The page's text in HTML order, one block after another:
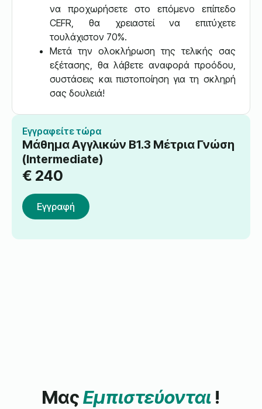
να προχωρήσετε στο επόμενο επίπεδο
CEFR, θα χρειαστεί να επιτύχετε
τουλάχιστον 70%.
Μετά την ολοκλήρωση της τελικής σας
εξέτασης, θα λάβετε αναφορά προόδου,
συστάσεις και πιστοποίηση για τη σκληρή
σας δουλειά!
Εγγραφείτε τώρα
Μάθημα Αγγλικών B1.3 Μέτρια Γνώση
(Intermediate)
€ 240
Εγγραφή
ΜαςΕμπιστεύονται !